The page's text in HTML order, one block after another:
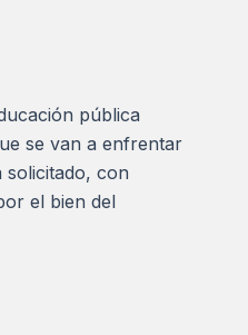
pública
se van a enfrentar
solicitado, con
el bien del